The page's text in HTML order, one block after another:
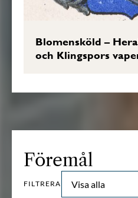
Blomensköld –
och Klingspors
Föremål
FILTRERA Visa alla